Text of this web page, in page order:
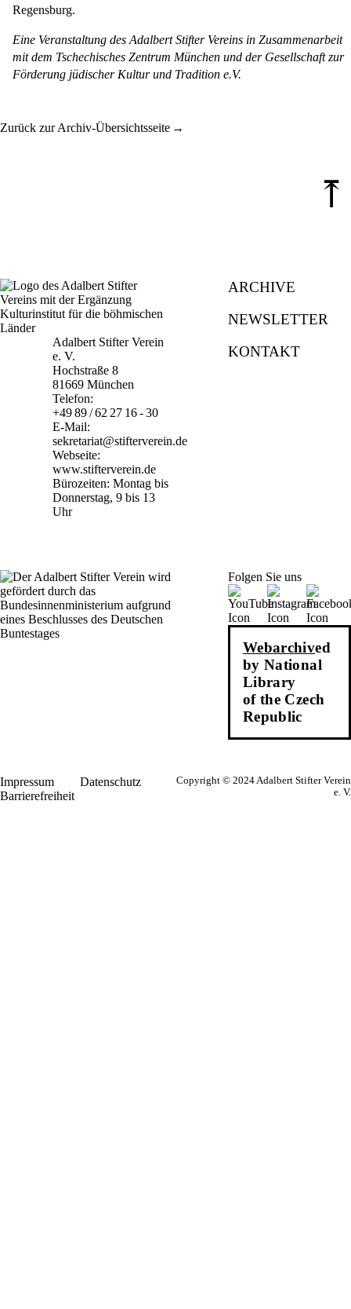
Regensburg.
Eine Veranstaltung des Adalbert Stifter Vereins in Zusammenarbeit
mit dem Tschechisches Zentrum München und der Gesellschaft zur
Förderung jüdischer Kultur und Tradition e.V.
Zurück zur Archiv-Übersichtsseite
⤒
Adalbert Stifter Verein
e. V.
Hochstraße 8
81669 München
Telefon:
+49 89 / 62 27 16 - 30
E-Mail:
sekretariat@stifterverein.de
Webseite:
www.stifterverein.de
Bürozeiten: Montag bis
Donnerstag, 9 bis 13
Uhr
ARCHIVE
NEWSLETTER
KONTAKT
Folgen Sie uns
Webarchived
by National
Library
of the Czech
Republic
Impressum
Datenschutz
Barrierefreiheit
Copyright © 2024 Adalbert Stifter Verein
e. V.